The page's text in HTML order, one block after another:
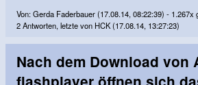
Von: Gerda Faderbauer (17.08.14, 08:22:39) - 1.267x
2 Antworten, letzte von HCK (17.08.14, 13:27:23)
Nach dem Download von